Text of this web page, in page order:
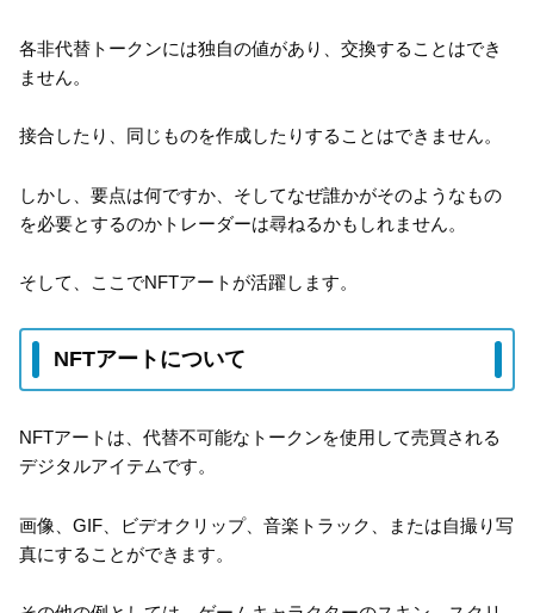
各非代替トークンには独自の値があり、交換することはでき
ません。
接合したり、同じものを作成したりすることはできません。
しかし、要点は何ですか、そしてなぜ誰かがそのようなもの
を必要とするのかトレーダーは尋ねるかもしれません。
そして、ここでNFTアートが活躍します。
NFTアートについて
NFTアートは、代替不可能なトークンを使用して売買される
デジタルアイテムです。
画像、GIF、ビデオクリップ、音楽トラック、または自撮り写
真にすることができます。